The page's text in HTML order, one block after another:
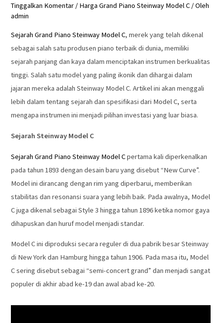
Tinggalkan Komentar / Harga Grand Piano Steinway Model C / Oleh
admin
Sejarah Grand Piano Steinway Model C, merek yang telah dikenal
sebagai salah satu produsen piano terbaik di dunia, memiliki
sejarah panjang dan kaya dalam menciptakan instrumen berkualitas
tinggi. Salah satu model yang paling ikonik dan dihargai dalam
jajaran mereka adalah Steinway Model C. Artikel ini akan menggali
lebih dalam tentang sejarah dan spesifikasi dari Model C, serta
mengapa instrumen ini menjadi pilihan investasi yang luar biasa.
Sejarah Steinway Model C
Sejarah Grand Piano Steinway Model Cpertama kali diperkenalkan
pada tahun 1893 dengan desain baru yang disebut “New Curve”.
Model ini dirancang dengan rim yang diperbarui, memberikan
stabilitas dan resonansi suara yang lebih baik. Pada awalnya, Model
C juga dikenal sebagai Style 3 hingga tahun 1896 ketika nomor gaya
dihapuskan dan huruf model menjadi standar.
Model C ini diproduksi secara reguler di dua pabrik besar Steinway
di New York dan Hamburg hingga tahun 1906. Pada masa itu, Model
C sering disebut sebagai “semi-concert grand” dan menjadi sangat
populer di akhir abad ke-19 dan awal abad ke-20.